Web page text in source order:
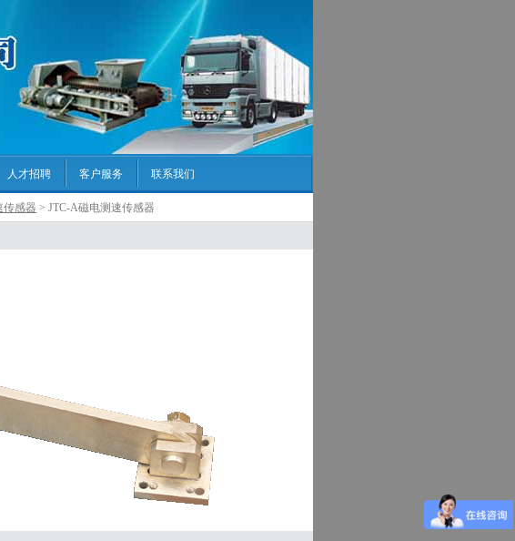
人才招聘 客户服务 联系我们
传感器 > JTC-A磁电测速传感器